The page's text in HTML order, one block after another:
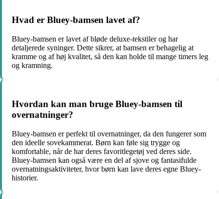
Hvad er Bluey-bamsen lavet af?
Bluey-bamsen er lavet af bløde deluxe-tekstiler og har
detaljerede syninger. Dette sikrer, at bamsen er behagelig at
kramme og af høj kvalitet, så den kan holde til mange timers leg
og kramning.
Hvordan kan man bruge Bluey-bamsen til
overnatninger?
Bluey-bamsen er perfekt til overnatninger, da den fungerer som
den ideelle sovekammerat. Børn kan føle sig trygge og
komfortable, når de har deres favoritlegetøj ved deres side.
Bluey-bamsen kan også være en del af sjove og fantasifulde
overnatningsaktiviteter, hvor børn kan lave deres egne Bluey-
historier.